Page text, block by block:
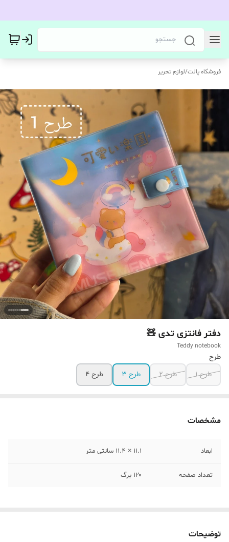
فروشگاه پالت/لوازم تحریر
دفتر فانتزی تدی 🧸
Teddy notebook
طرح
طرح ۱
طرح ۲ طرح ۳ طرح ۴
مشخصات
ابعاد ۱۱.۱ × ۱۱.۴ سانتی متر
تعداد صفحه ۱۲۰ برگ
توضیحات